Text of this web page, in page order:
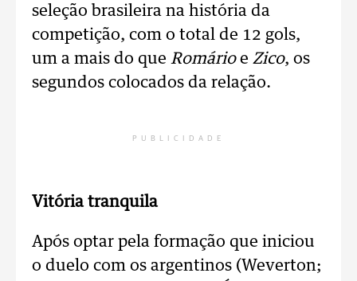
seleção brasileira na história da
competição, com o total de 12 gols,
um a mais do que Romárioe Zico, os
segundos colocados da relação.
PUBLICIDADE
Vitória tranquila
Após optar pela formação que iniciou
o duelo com os argentinos (Weverton;